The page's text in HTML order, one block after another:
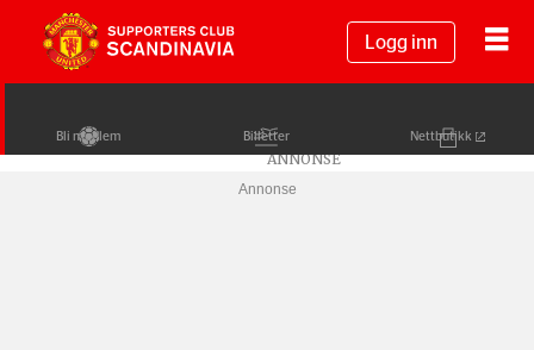
Logg inn
Bli medlem Billetter Nettbutikk
Annonse